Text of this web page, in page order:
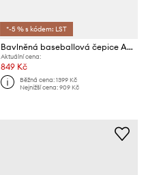
*-5 % s kódem: LST
Bavlněná baseballová čepice Armani Exchange
Aktuální cena:
849 Kč
Běžná cena:1399 Kč
Nejnižší cena:909 Kč